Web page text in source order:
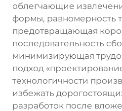
облегчающие
формы, равномерность
предотвращающая
последовательность
минимизирующая
подход
технологичности
избежать
разработок после